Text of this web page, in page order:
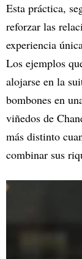
Esta práctica,
reforzar las
experiencia
Los ejemplos
alojarse en la
bombones en
viñedos de
más distinto
combinar sus